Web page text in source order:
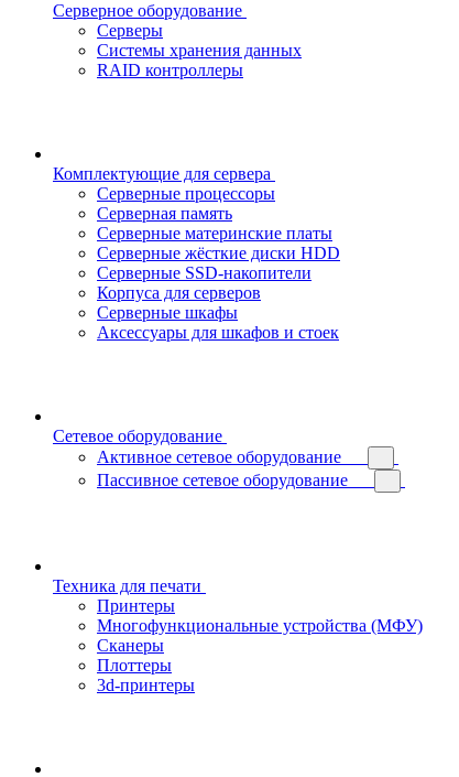
Серверное оборудование
Серверы
Системы хранения данных
RAID контроллеры
Комплектующие для сервера
Серверные процессоры
Серверная память
Серверные материнские платы
Серверные жёсткие диски HDD
Серверные SSD-накопители
Корпуса для серверов
Серверные шкафы
Аксессуары для шкафов и стоек
Сетевое оборудование
Активное сетевое оборудование
Пассивное сетевое оборудование
Техника для печати
Принтеры
Многофункциональные устройства (МФУ)
Сканеры
Плоттеры
3d-принтеры